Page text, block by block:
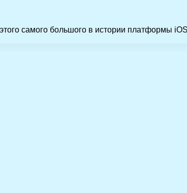
самого большого в истории платформы